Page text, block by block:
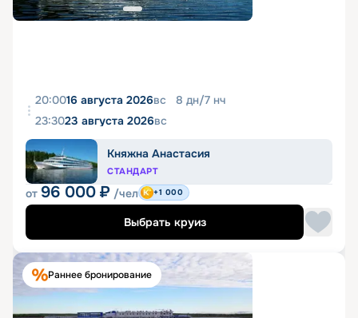
20:0016 августа 2026вс 8 дн/7 нч
23:3023 августа 2026вс
Княжна Анастасия
СТАНДАРТ
от 96 000 ₽ /чел +1 000
Выбрать круиз
Раннее бронирование